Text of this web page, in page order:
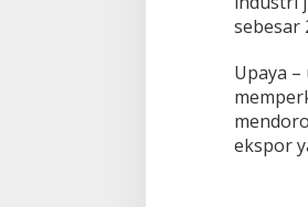
sebesar
Upaya
ekspor